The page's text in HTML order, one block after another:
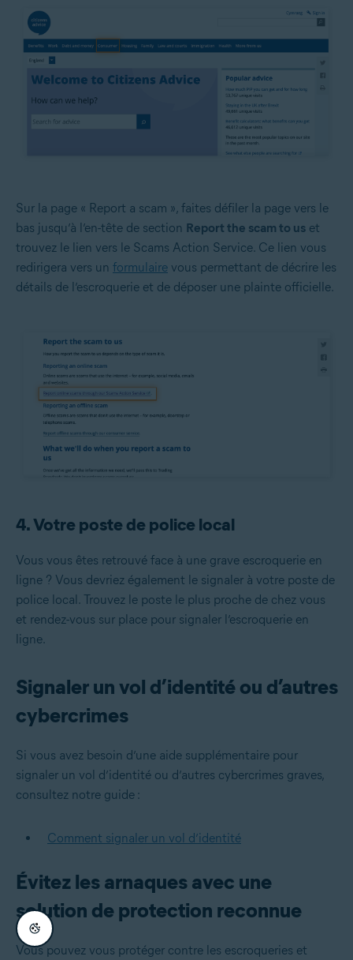
Sur la page « Report a scam », faites défiler la page vers le
bas jusqu’à l’en-tête de section Report the scam to us et
trouvez le lien vers le Scams Action Service. Ce lien vous
redirigera vers un formulaire vous permettant de décrire les
détails de l’escroquerie et de déposer une plainte officielle.
4. Votre poste de police local
Vous vous êtes retrouvé face à une grave escroquerie en
ligne ? Vous devriez également le signaler à votre poste de
police local. Trouvez le poste le plus proche de chez vous
et rendez-vous sur place pour signaler l’escroquerie en
ligne.
Signaler un vol d’identité ou d’autres
cybercrimes
Si vous avez besoin d’une aide supplémentaire pour
signaler un vol d’identité ou d’autres cybercrimes graves,
consultez notre guide :
Comment signaler un vol d’identité
Évitez les arnaques avec une
solution de protection reconnue
Vous pouvez vous protéger contre les escroqueries et